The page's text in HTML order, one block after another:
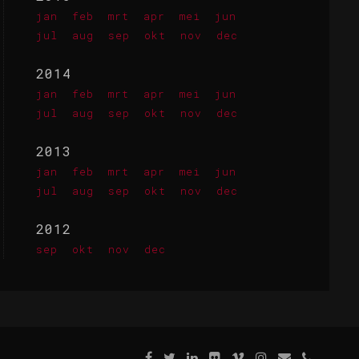
jan feb mrt apr mei
jun
jul
aug sep okt nov dec
2014
jan feb mrt apr mei
jun
jul
aug sep okt nov dec
2013
jan feb mrt apr mei
jun
jul
aug sep okt nov dec
2012
sep okt nov dec